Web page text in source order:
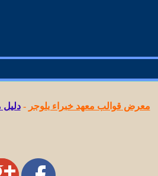
معرض قوالب معهد خبراء بلوجر -دليل